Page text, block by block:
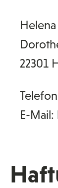
22301
E-Mail: